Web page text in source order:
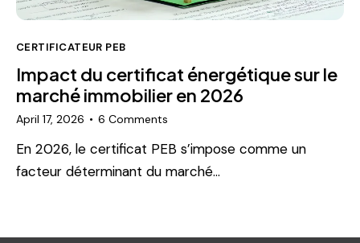
CERTIFICATEUR PEB
Impact du certificat énergétique sur le
marché immobilier en 2026
April 17, 2026 6 Comments
En 2026, le certificat PEB s’impose comme un
facteur déterminant du marché…